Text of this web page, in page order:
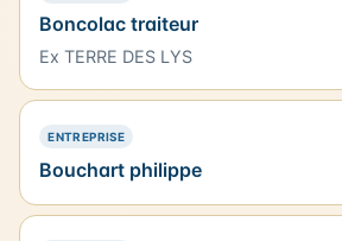
Boncolac traiteur
Ex TERRE DES LYS
ENTREPRISE— PRÉSENCE SIMPLE
Bouchart philippe